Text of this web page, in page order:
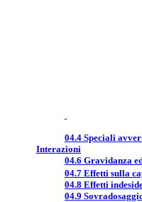
04.4 Speciali
Interazioni
04.6 Gravidanza
04.7 Effetti sulla
04.8 Effetti
04.9